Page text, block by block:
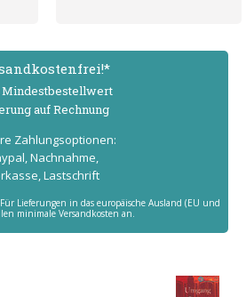
Mindest­bestell­wert
auf Rechnung
Zahlungs­optionen:
Nachnahme,
Lastschrift
Lieferungen in das europäische Ausland (EU und
minimale Versandkosten an.